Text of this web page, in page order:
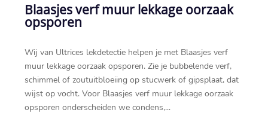
Blaasjes verf muur lekkage oorzaak
opsporen
Wij van Ultrices lekdetectie helpen je met Blaasjes verf
muur lekkage oorzaak opsporen.​ Zie je bubbelende verf,
schimmel of zoutuitbloeiing op stucwerk of gipsplaat, dat
wijst op vocht.​ Voor Blaasjes verf muur lekkage oorzaak
opsporen onderscheiden we condens,...